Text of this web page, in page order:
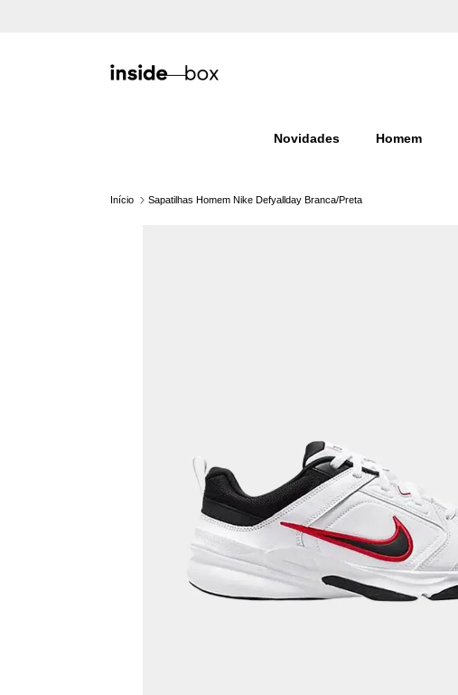
Novidades Homem
Início Sapatilhas Homem Nike Defyallday Branca/Preta